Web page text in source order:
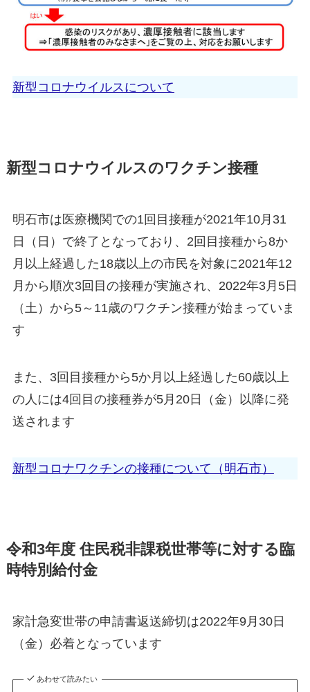
新型コロナウイルスについて
新型コロナウイルスのワクチン接種
明石市は医療機関での1回目接種が2021年10月31
日（日）で終了となっており、2回目接種から8か
月以上経過した18歳以上の市民を対象に2021年12
月から順次3回目の接種が実施され、2022年3月5日
（土）から5～11歳のワクチン接種が始まっていま
す
また、3回目接種から5か月以上経過した60歳以上
の人には4回目の接種券が5月20日（金）以降に発
送されます
新型コロナワクチンの接種について（明石市）
令和3年度 住民税非課税世帯等に対する臨
時特別給付金
家計急変世帯の申請書返送締切は2022年9月30日
（金）必着となっています
あわせて読みたい